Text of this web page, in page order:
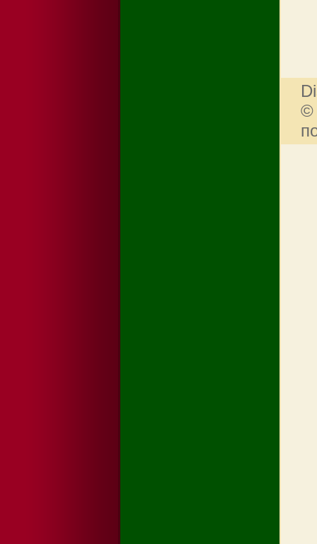
©